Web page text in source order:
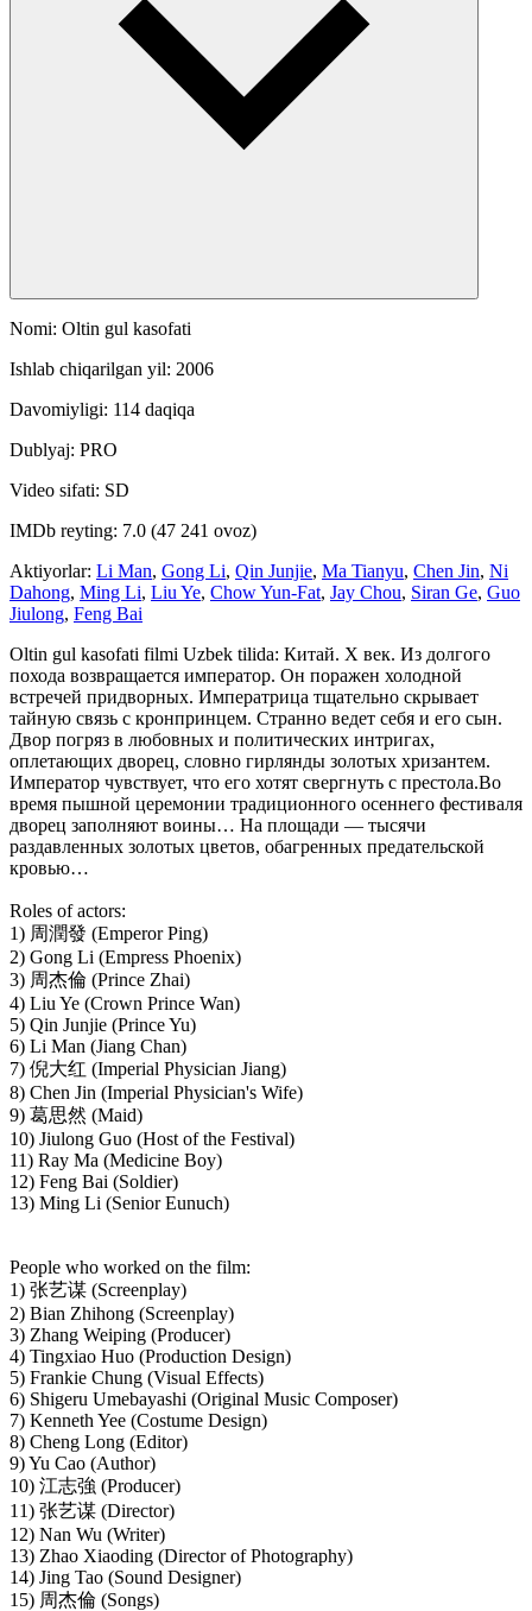
Nomi: Oltin gul kasofati
Ishlab chiqarilgan yil: 2006
Davomiyligi: 114 daqiqa
Dublyaj: PRO
Video sifati: SD
IMDb reyting: 7.0 (47 241 ovoz)
Aktiyorlar: Li Man, Gong Li, Qin Junjie, Ma Tianyu, Chen Jin, Ni
Dahong, Ming Li, Liu Ye, Chow Yun-Fat, Jay Chou, Siran Ge, Guo
Jiulong, Feng Bai
Oltin gul kasofati filmi Uzbek tilida: Китай. X век. Из долгого
похода возвращается император. Он поражен холодной
встречей придворных. Императрица тщательно скрывает
тайную связь с кронпринцем. Странно ведет себя и его сын.
Двор погряз в любовных и политических интригах,
оплетающих дворец, словно гирлянды золотых хризантем.
Император чувствует, что его хотят свергнуть с престола.Во
время пышной церемонии традиционного осеннего фестиваля
дворец заполняют воины… На площади — тысячи
раздавленных золотых цветов, обагренных предательской
кровью…
Roles of actors:
1) 周潤發 (Emperor Ping)
2) Gong Li (Empress Phoenix)
3) 周杰倫 (Prince Zhai)
4) Liu Ye (Crown Prince Wan)
5) Qin Junjie (Prince Yu)
6) Li Man (Jiang Chan)
7) 倪大红 (Imperial Physician Jiang)
8) Chen Jin (Imperial Physician's Wife)
9) 葛思然 (Maid)
10) Jiulong Guo (Host of the Festival)
11) Ray Ma (Medicine Boy)
12) Feng Bai (Soldier)
13) Ming Li (Senior Eunuch)
People who worked on the film:
1) 张艺谋 (Screenplay)
2) Bian Zhihong (Screenplay)
3) Zhang Weiping (Producer)
4) Tingxiao Huo (Production Design)
5) Frankie Chung (Visual Effects)
6) Shigeru Umebayashi (Original Music Composer)
7) Kenneth Yee (Costume Design)
8) Cheng Long (Editor)
9) Yu Cao (Author)
10) 江志強 (Producer)
11) 张艺谋 (Director)
12) Nan Wu (Writer)
13) Zhao Xiaoding (Director of Photography)
14) Jing Tao (Sound Designer)
15) 周杰倫 (Songs)